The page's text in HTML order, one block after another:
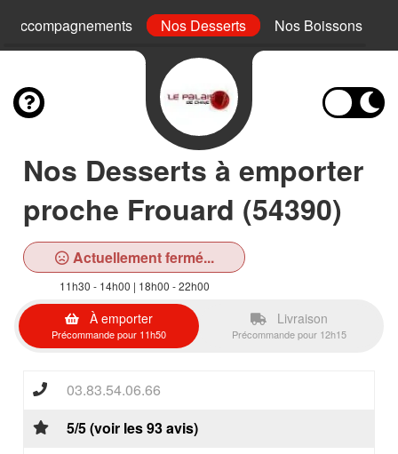
Accompagnements Nos Desserts Nos Boissons
Nos Desserts à emporter
proche Frouard (54390)
Actuellement fermé...
11h30 - 14h00 | 18h00 - 22h00
À emporter
Précommande pour 11h50
Livraison
Précommande pour 12h15
03.83.54.06.66
5/5 (voir les 93 avis)